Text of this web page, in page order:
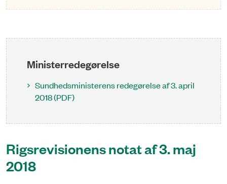
Ministerredegørelse
Sundhedsministerens redegørelse af 3. april
2018 (PDF)
Rigsrevisionens notat af 3. maj
2018